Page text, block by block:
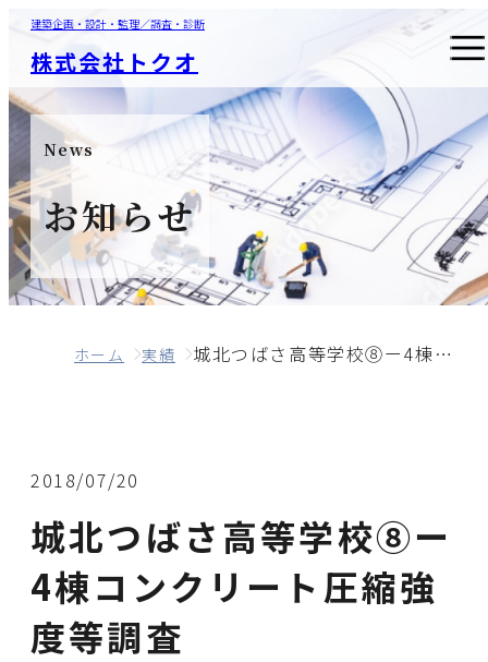
建築企画・設計・監理／調査・診断
株式会社トクオ
News
お知らせ
ホーム 実績 城北つばさ高等学校⑧ー4棟コンクリート圧縮強度等調査
2018/07/20
城北つばさ高等学校⑧ー
4棟コンクリート圧縮強
度等調査